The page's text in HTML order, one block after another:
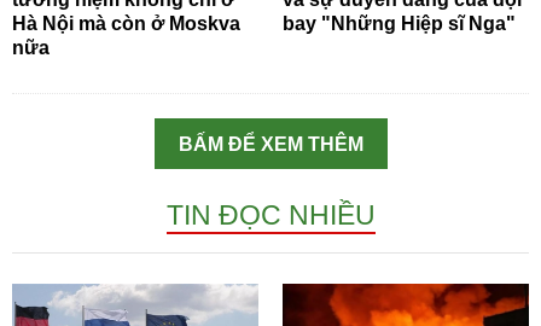
Hà Nội mà còn ở Moskva
nữa
bay "Những Hiệp sĩ Nga"
BẤM ĐỂ XEM THÊM
TIN ĐỌC NHIỀU